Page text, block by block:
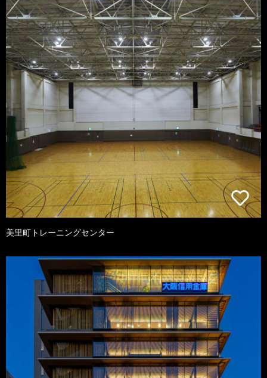
美里町トレーニングセンター